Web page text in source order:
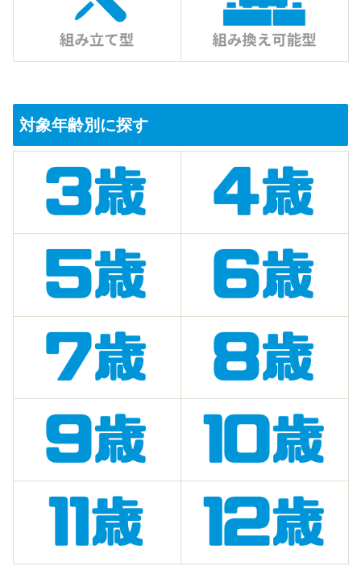
対象年齢別に探す